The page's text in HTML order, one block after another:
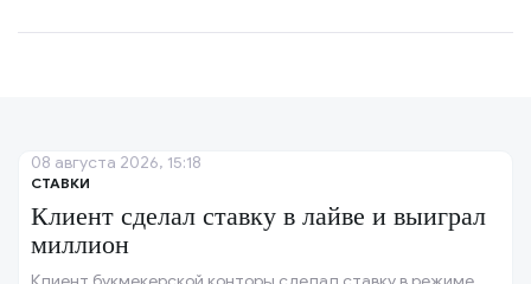
СТАВКИ
Клиент сделал ставку в лайве и выиграл
миллион
08 августа 2026, 15:18